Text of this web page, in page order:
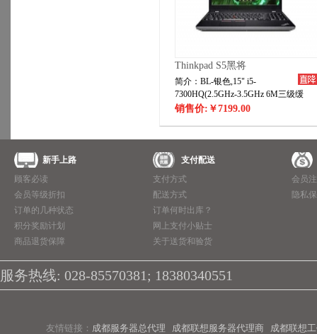
Thinkpad S5黑将
简介：BL-银色,15" i5-
7300HQ(2.5GHz-3.5GHz 6M三级缓
存),8G，1TB 5400rpm+128G SSD
BGN&BT,6cell,Win10,backlit，1+1+C
销售价: ￥7199.00
新手上路
顾客必读
会员等级折扣
订单的几种状态
积分奖励计划
商品退货保障
支付配送
支付方式
配送方式
订单何时出库？
网上支付小贴士
关于送货和验货
会员
隐私
服务热线: 028-85570381; 18380340551
友情链接： 成都服务器总代理 成都联想服务器代理商
成都联想